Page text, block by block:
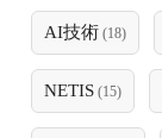
AI技術 (18)
NETIS (15)